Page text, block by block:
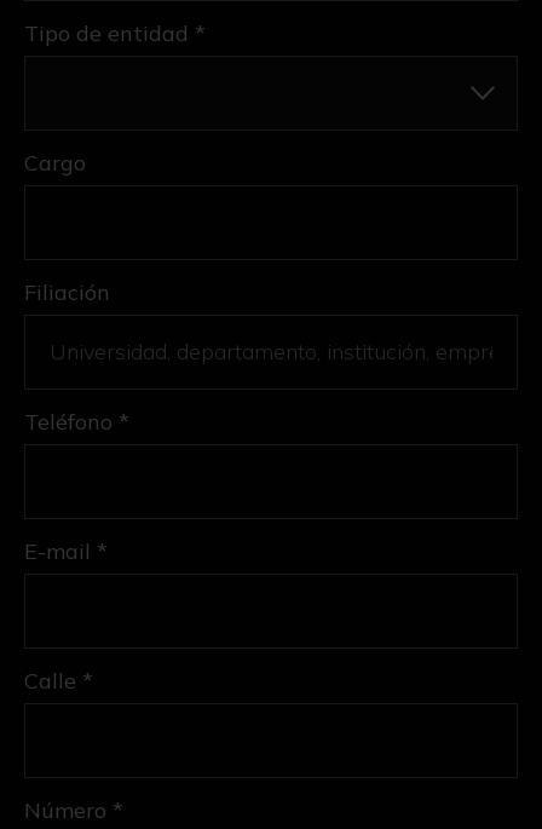
Tipo de entidad *
Cargo
Filiación
Teléfono *
E-mail *
Calle *
Número *